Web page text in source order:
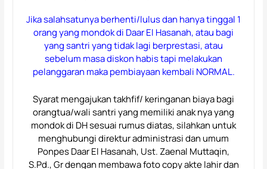
Jika salahsatunya berhenti/lulus dan hanya tinggal 1
orang yang mondok di Daar El Hasanah, atau bagi
yang santri yang tidak lagi berprestasi, atau
sebelum masa diskon habis tapi melakukan
pelanggaran maka pembiayaan kembali NORMAL.
Syarat mengajukan takhfif/ keringanan biaya bagi
orangtua/wali santri yang memiliki anak nya yang
mondok di DH sesuai rumus diatas, silahkan untuk
menghubungi direktur administrasi dan umum
Ponpes Daar El Hasanah, Ust. Zaenal Muttaqin,
S.Pd., Gr dengan membawa foto copy akte lahir dan